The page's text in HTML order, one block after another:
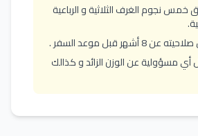
نجوم الغرف الثلاثية و الرباعية
قبل موعد السفر .
أي مسؤولية عن الوزن الزائد و كذالك